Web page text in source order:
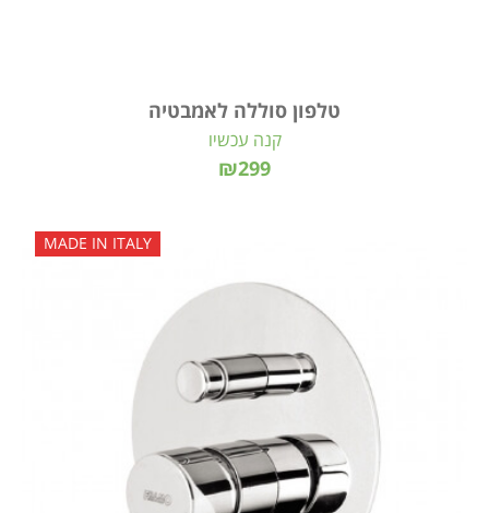
טלפון סוללה לאמבטיה
₪299
קנה עכשיו
MADE IN ITALY